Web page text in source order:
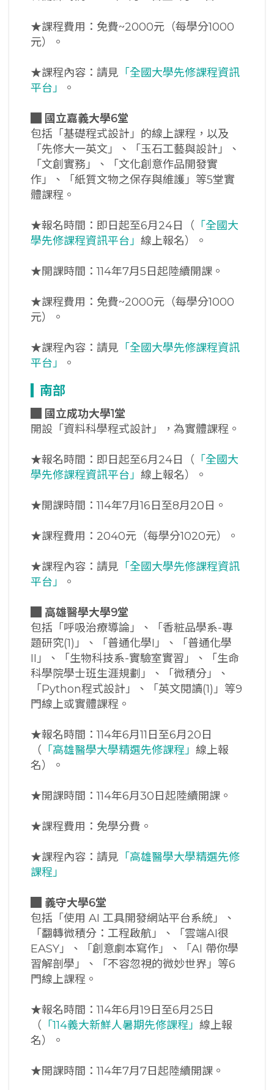
★課程費用：免費~2000元（每學分1000
元）。
★課程內容：請見 「全國大學先修課程資訊
平台」
。
國立嘉義大學6堂
包括「基礎程式設計」的線上課程，以及
「先修大一英文」、「玉石工藝與設計」、
「文創實務」、「文化創意作品開發實
作」、「紙質文物之保存與維護」等5堂實
體課程。
★報名時間：即日起至6月24日（ 「全國大
學先修課程資訊平台」 線上報名）。
★開課時間：114年7月5日起陸續開課。
★課程費用：免費~2000元（每學分1000
元）。
★課程內容：請見 「全國大學先修課程資訊
平台」
。
南部
國立成功大學1堂
開設「資料科學程式設計」，為實體課程。
★報名時間：即日起至6月24日（ 「全國大
學先修課程資訊平台」 線上報名）。
★開課時間：114年7月16日至8月20日。
★課程費用：2040元（每學分1020元）。
★課程內容：請見 「全國大學先修課程資訊
平台」
。
高雄醫學大學9堂
包括「呼吸治療導論」、「香粧品學系-專
題研究(1)」、「普通化學I」、「普通化學
II」、「生物科技系-實驗室實習」、「生命
科學院學士班生涯規劃」、「微積分」、
「Python程式設計」、「英文閱讀(1)」等9
門線上或實體課程。
★報名時間：114年6月11日至6月20日
（ 「高雄醫學大學精選先修課程」 線上報
名）。
★開課時間：114年6月30日起陸續開課。
★課程費用：免學分費。
★課程內容：請見 「高雄醫學大學精選先修
課程」
義守大學6堂
包括「使用 AI 工具開發網站平台系統」、
「翻轉微積分：工程啟航」、「雲端AI很
EASY」、「創意劇本寫作」、「AI 帶你學
習解剖學」、「不容忽視的微妙世界」等6
門線上課程。
★報名時間：114年6月19日至6月25日
（ 「114義大新鮮人暑期先修課程」 線上報
名）。
★開課時間：114年7月7日起陸續開課。